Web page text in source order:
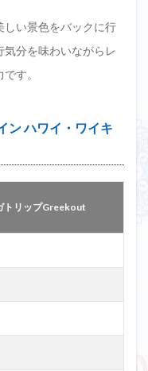
しい景色をバックに行
分を味わいながらレ
す。
ン ハワイ・ワイキ
トリップGreekout